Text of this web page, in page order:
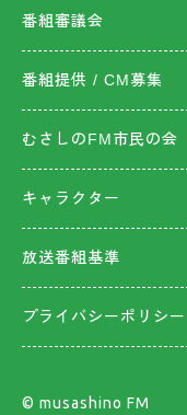
番組審議会
番組提供 / CM募集
むさしのFM市民の会
キャラクター
放送番組基準
プライバシーポリシー
©︎ musashino FM